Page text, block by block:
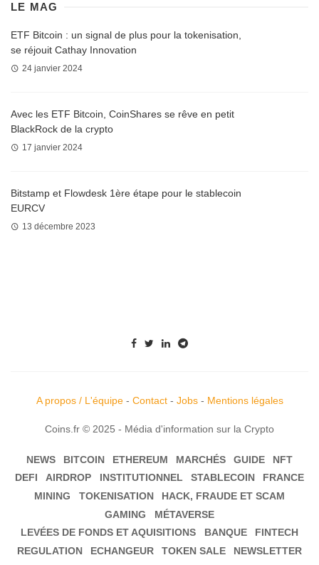
LE MAG
ETF Bitcoin : un signal de plus pour la tokenisation,
se réjouit Cathay Innovation
24 janvier 2024
Avec les ETF Bitcoin, CoinShares se rêve en petit
BlackRock de la crypto
17 janvier 2024
Bitstamp et Flowdesk 1ère étape pour le stablecoin
EURCV
13 décembre 2023
A propos / L'équipe- Contact- Jobs- Mentions légales
Coins.fr © 2025 - Média d'information sur la Crypto
NEWS BITCOIN ETHEREUM MARCHÉS GUIDE
NFT
DEFI
AIRDROP INSTITUTIONNEL STABLECOIN
FRANCE
MINING
TOKENISATION
HACK, FRAUDE ET SCAM
GAMING
MÉTAVERSE
LEVÉES DE FONDS ET AQUISITIONS
BANQUE
FINTECH
REGULATION
ECHANGEUR TOKEN SALE
NEWSLETTER